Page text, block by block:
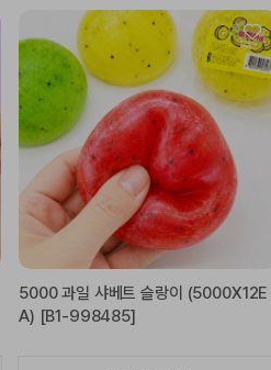
5000 과일 샤베트 슬랑이 (5000X12E
A) [B1-998485]